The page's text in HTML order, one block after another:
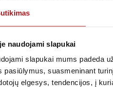
naudojami slapukai
slapukai mums padeda
pasiūlymus, suasmeninant
elgesys, tendencijos, į
imtis prevencinių
dar joms nepasireiškus.
programa– tai